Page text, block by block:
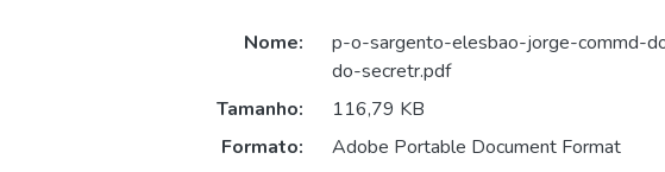
Nome:
p-o-sargento-elesbao-jorge-commd-
do-secretr.pdf
Tamanho:
116,79 KB
Formato:
Adobe Portable Document Format